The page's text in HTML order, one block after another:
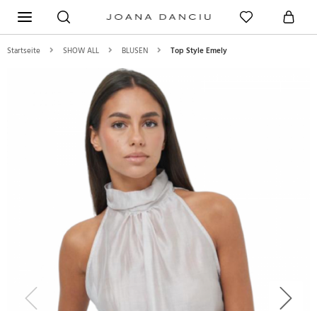
Startseite SHOW ALL BLUSEN Top Style Emely
Previous Next